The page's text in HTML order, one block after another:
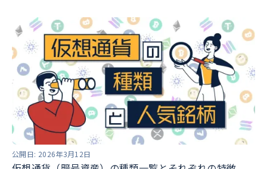
公開日: 2026年3月12日